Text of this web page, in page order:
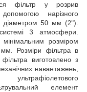
фільтр у розрив
нарізного
діаметром 50 мм (2").
3 атмосфери.
розміром
Розміри фільтра в
виготовлено з
навантажень,
елемент